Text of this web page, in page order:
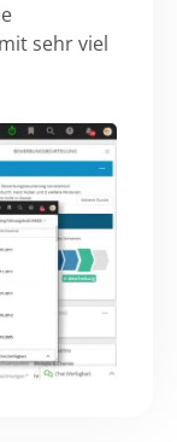
sehr viel